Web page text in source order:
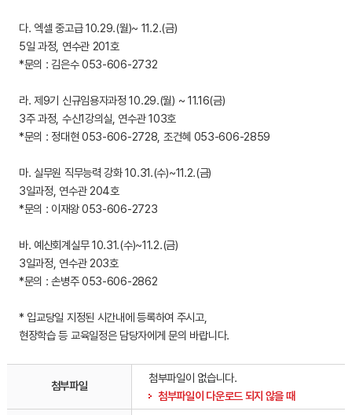
다. 엑셀 중고급 10.29.(월)~ 11.2.(금)
5일 과정, 연수관 201호
*문의 : 김은수 053-606-2732
라. 제9기 신규임용자과정 10.29.(월) ~ 11.16(금)
3주 과정, 수신1강의실, 연수관 103호
*문의 : 정대현 053-606-2728, 조건혜 053-606-2859
마. 실무원 직무능력 강화 10.31.(수)~11.2.(금)
3일과정, 연수관 204호
*문의 : 이재왕 053-606-2723
바. 예산회계실무 10.31.(수)~11.2.(금)
3일과정, 연수관 203호
*문의 : 손병주 053-606-2862
* 입교당일 지정된 시간내에 등록하여 주시고,
현장학습 등 교육일정은 담당자에게 문의 바랍니다.
첨부파일
첨부파일이 없습니다.
첨부파일이 다운로드 되지 않을 때